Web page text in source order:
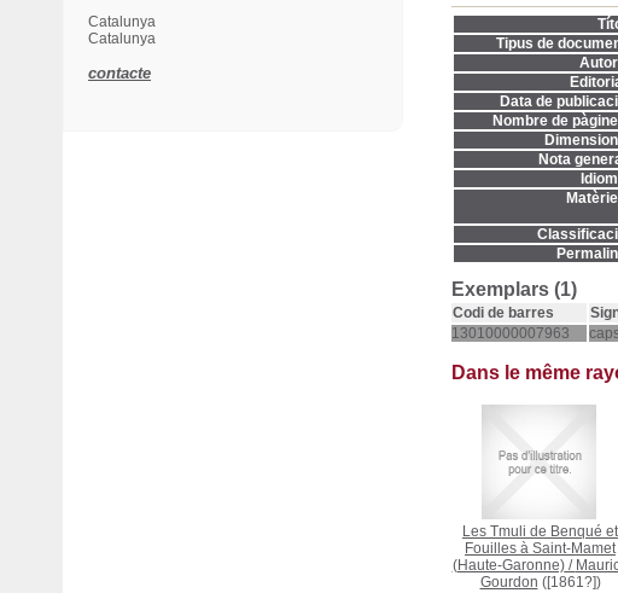
Tipus de
Data de
Nombre de
Nota
Exemplars (1)
Codi de barres
13010000007963
Dans le même
Les Tmuli de Benqué et
Fouilles à Saint-Mamet
(Haute-Garonne)/
Gourdon ([1861?])
Catalunya
Catalunya
contacte